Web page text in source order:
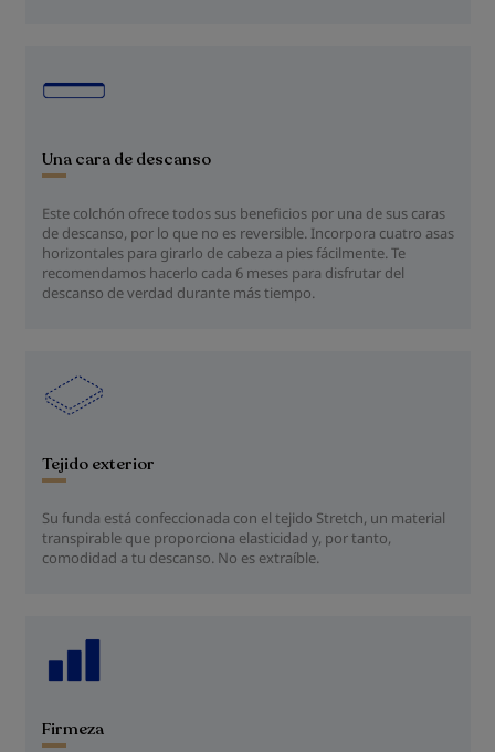
Una cara de descanso
Este colchón ofrece todos sus beneficios por una de sus caras
de descanso, por lo que no es reversible. Incorpora cuatro asas
horizontales para girarlo de cabeza a pies fácilmente. Te
recomendamos hacerlo cada 6 meses para disfrutar del
descanso de verdad durante más tiempo.
Tejido exterior
Su funda está confeccionada con el tejido Stretch, un material
transpirable que proporciona elasticidad y, por tanto,
comodidad a tu descanso. No es extraíble.
Firmeza